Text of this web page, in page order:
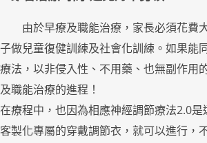
由於早療及職能治療，家長必須花費
子做兒童復健訓練及社會化訓練。如果能
療法，以非侵入性、不用藥、也無副作用
及職能治療的進程！
在療程中，也因為相應神經調節療法2.0
客製化專屬的穿戴調節衣 ， 就可以進行，